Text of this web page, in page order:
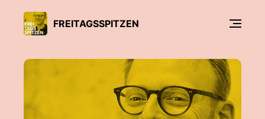
FREITAGSSPITZEN